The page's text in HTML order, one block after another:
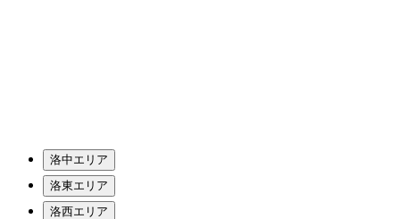
洛中エリア
洛東エリア
洛西エリア